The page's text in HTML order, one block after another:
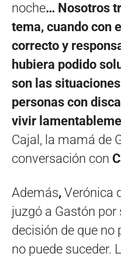
noche… Nosotros
tema, cuando con
correcto y
hubiera podido
son las
personas con
vivir
Cajal, la mamá de
conversación con
Además, Verónica
juzgó a Gastón
decisión de que no
no puede suceder.